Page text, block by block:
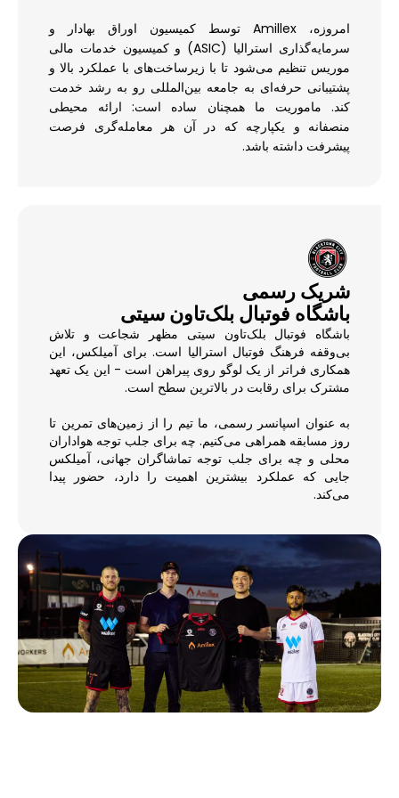
امروزه، Amillex توسط کمیسیون اوراق بهادار و
سرمایه‌گذاری استرالیا (ASIC) و کمیسیون خدمات مالی
موریس تنظیم می‌شود تا با زیرساخت‌های با عملکرد بالا و
پشتیبانی حرفه‌ای به جامعه بین‌المللی رو به رشد خدمت
کند. ماموریت ما همچنان ساده است: ارائه محیطی
منصفانه و یکپارچه که در آن هر معامله‌گری فرصت
پیشرفت داشته باشد.
شریک رسمی
باشگاه فوتبال بلک‌تاون سیتی
باشگاه فوتبال بلک‌تاون سیتی مظهر شجاعت و تلاش
بی‌وقفه فرهنگ فوتبال استرالیا است. برای آمیلکس، این
همکاری فراتر از یک لوگو روی پیراهن است - این یک تعهد
مشترک برای رقابت در بالاترین سطح است.
به عنوان اسپانسر رسمی، ما تیم را از زمین‌های تمرین تا
روز مسابقه همراهی می‌کنیم. چه برای جلب توجه هواداران
محلی و چه برای جلب توجه تماشاگران جهانی، آمیلکس
جایی که عملکرد بیشترین اهمیت را دارد، حضور پیدا
می‌کند.